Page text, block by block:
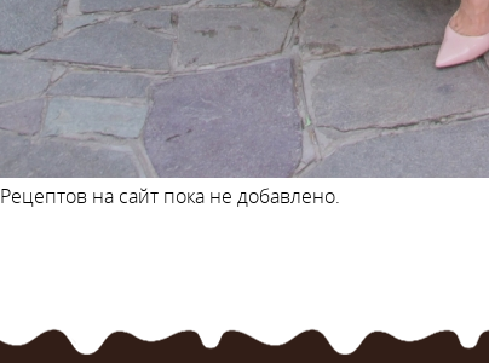
Рецептов на сайт пока не добавлено.